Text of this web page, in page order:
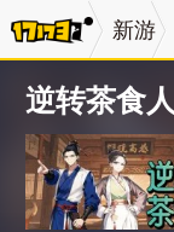
新游
逆转茶食人